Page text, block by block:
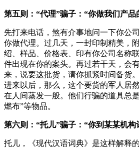
第五则：“代理”骗子：“你做我们产
先打来电话，煞有介事地问一下你公
你做代理。过几天，一封印制精美，
绍、样品、价格表、印有你公司名称
件出现在你的案头。再过若干天，会
来，说要这批货，请你抓紧时间备货
进来以后，那么，这个要货的军人居
在人间蒸发一般。他们行骗的道具总
燃布”等物品。
第六则：“托儿”骗子：“你到某某机
托儿，《现代汉语词典》是这样解释